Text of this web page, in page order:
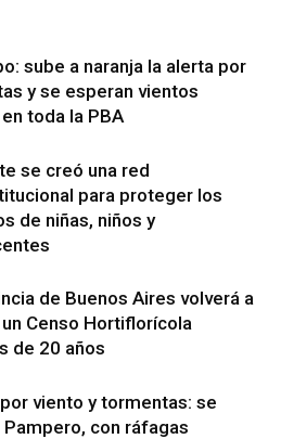
sube a naranja la alerta por
y se esperan vientos
toda la PBA
se creó una red
para proteger los
de niñas, niños y
de Buenos Aires volverá a
Censo Hortiflorícola
de 20 años
viento y tormentas: se
Pampero, con ráfagas